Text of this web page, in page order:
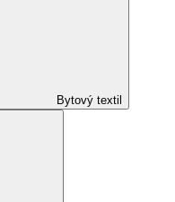
Bytový textil